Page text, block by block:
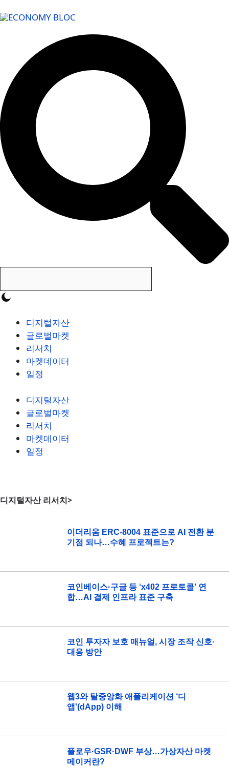
디지털자산
글로벌마켓
리서치
마켓데이터
일정
디지털자산
글로벌마켓
리서치
마켓데이터
일정
디지털자산 리서치>
이더리움 ERC-8004 표준으로 AI 전환 분
기점 되나…수혜 프로젝트는?
코인베이스·구글 등 ‘x402 프로토콜’ 연
합…AI 결제 인프라 표준 구축
코인 투자자 보호 매뉴얼, 시장 조작 신호·
대응 방안
웹3와 탈중앙화 애플리케이션 ‘디
앱'(dApp) 이해
플로우·GSR·DWF 부상…가상자산 마켓
메이커란?